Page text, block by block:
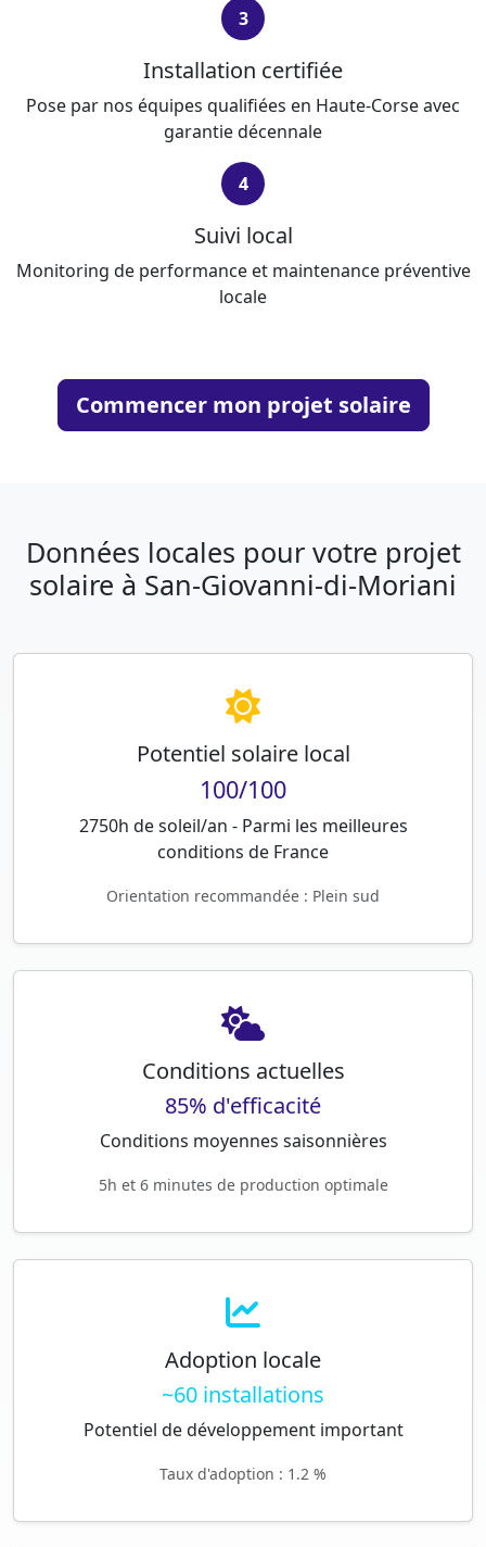
3
Installation certifiée
Pose par nos équipes qualifiées en Haute-Corse avec
garantie décennale
4
Suivi local
Monitoring de performance et maintenance préventive
locale
Commencer mon projet solaire
Données locales pour votre projet
solaire à San-Giovanni-di-Moriani
Potentiel solaire local
100/100
2750h de soleil/an - Parmi les meilleures
conditions de France
Orientation recommandée : Plein sud
Conditions actuelles
85% d'efficacité
Conditions moyennes saisonnières
5h et 6 minutes de production optimale
Adoption locale
~60 installations
Potentiel de développement important
Taux d'adoption : 1.2 %